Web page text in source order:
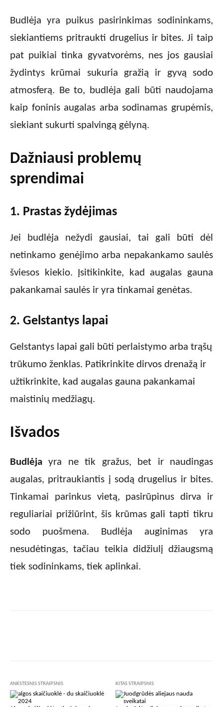
Budlėja yra puikus pasirinkimas sodininkams,
siekiantiems pritraukti drugelius ir bites. Ji taip
pat puikiai tinka gyvatvorėms, nes jos gausiai
žydintys krūmai sukuria gražią ir gyvą sodo
atmosferą. Be to, budlėja gali būti naudojama
kaip foninis augalas arba sodinamas grupėmis,
siekiant sukurti spalvingą gėlyną.
Dažniausi problemų
sprendimai
1. Prastas žydėjimas
Jei budlėja nežydi gausiai, tai gali būti dėl
netinkamo genėjimo arba nepakankamo saulės
šviesos kiekio. Įsitikinkite, kad augalas gauna
pakankamai saulės ir yra tinkamai genėtas.
2. Gelstantys lapai
Gelstantys lapai gali būti perlaistymo arba trąšų
trūkumo ženklas. Patikrinkite dirvos drenažą ir
užtikrinkite, kad augalas gauna pakankamai
maistinių medžiagų.
Išvados
Budlėjayra ne tik gražus, bet ir naudingas
augalas, pritraukiantis į sodą drugelius ir bites.
Tinkamai parinkus vietą, pasirūpinus dirva ir
reguliariai prižiūrint, šis krūmas gali tapti tikru
sodo puošmena. Budlėja auginimas yra
nesudėtingas, tačiau teikia didžiulį džiaugsmą
tiek sodininkams, tiek aplinkai.
ANKSTESNIS STRAIPSNIS KITAS STRAIPSNIS